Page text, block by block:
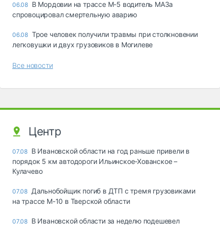
06.08 В Мордовии на трассе М-5 водитель МАЗа
спровоцировал смертельную аварию
06.08 Трое человек получили травмы при столкновении
легковушки и двух грузовиков в Могилеве
Все новости
Центр
07.08 В Ивановской области на год раньше привели в
порядок 5 км автодороги Ильинское-Хованское –
Кулачево
07.08 Дальнобойщик погиб в ДТП с тремя грузовиками
на трассе М-10 в Тверской области
07.08 В Ивановской области за неделю подешевел